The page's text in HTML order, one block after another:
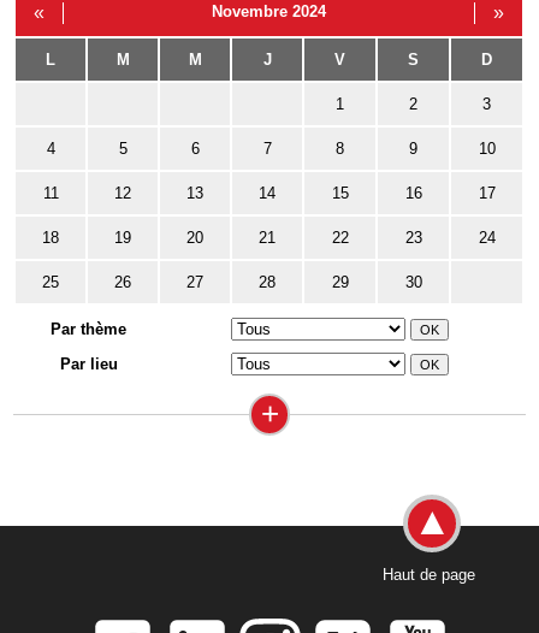
« Novembre 2024 »
L M M J V S D
1 2 3
4 5 6 7 8 9 10
11 12 13 14 15 16 17
18 19 20 21 22 23 24
25 26 27 28 29 30
Par thème
Par lieu
+
Haut de page